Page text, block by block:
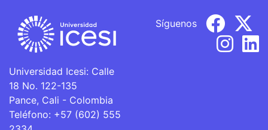
Universidad Icesi: Calle
18 No. 122-135
Pance, Cali - Colombia
Teléfono: +57 (602) 555
Síguenos